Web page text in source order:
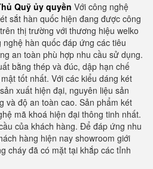
Quỹ ủy quyền Với công nghệ
sắt hàn quốc hiện đang được công
thị trường với thương hiệu welko
hàn quốc đáp ứng các tiêu
an toàn phù hợp nhu cầu sử dụng.
bằng thép và đúc, dập hạn chế
tốt nhất. Với các kiểu dáng két
xuất hiện đại, nguyên liệu sản
và độ an toàn cao. Sản phẩm két
mã khoá hiện đại thông tinh nhất.
của khách hàng. Để đáp ứng nhu
hàng hiện nay showroom giới
cháy đã có mặt tại khắp các tỉnh